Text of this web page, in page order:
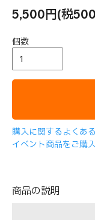
5,500円(税
個数
購入に関するよくあ
イベント商品をご購
商品の説明